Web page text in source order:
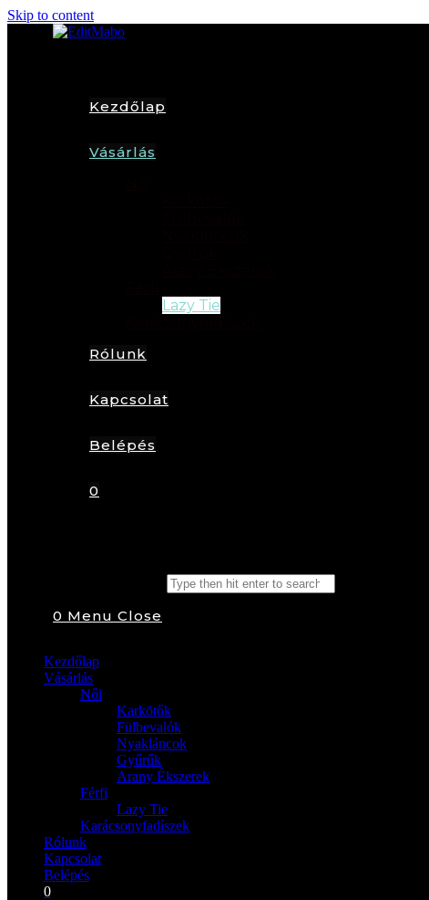
Skip to content
Kezdőlap
Vásárlás
Lazy Tie
Rólunk
Kapcsolat
Belépés
0
0 Menu Close
Kezdőlap
Vásárlás
Női
Karkötők
Fülbevalók
Nyakláncok
Gyűrűk
Arany Ékszerek
Férfi
Lazy Tie
Karácsonyfadíszek
Rólunk
Kapcsolat
Belépés
0